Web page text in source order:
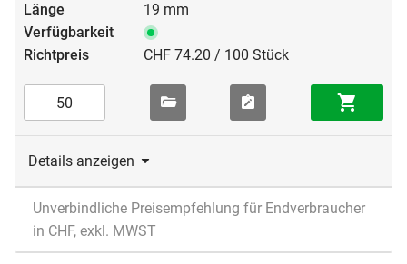
19 mm
CHF 74.20 / 100 Stück
Details anzeigen
Unverbindliche Preisempfehlung für Endverbraucher
in CHF, exkl. MWST